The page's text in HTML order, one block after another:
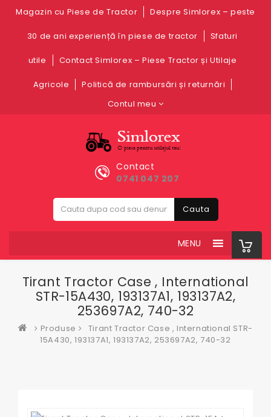
Magazin cu Piese de Tractor Despre Simlorex – peste
30 de ani experiență în piese de tractor Sfaturi
utile Contact Simlorex – Piese Tractor și Utilaje
Agricole
Politică de rambursări și returnări
Contul meu
Contact
0741 047 207
Cauta
MENU
Tirant Tractor Case , International
STR-15A430, 193137A1, 193137A2,
253697A2, 740-32
Produse
Tirant Tractor Case , International STR-
15A430, 193137A1, 193137A2, 253697A2, 740-32